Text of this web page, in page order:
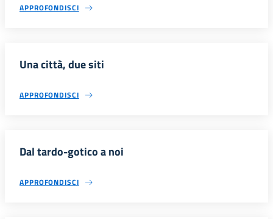
APPROFONDISCI
Una città, due siti
APPROFONDISCI
Dal tardo-gotico a noi
APPROFONDISCI